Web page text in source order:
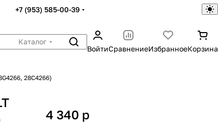
+7 (953) 585-00-39
Каталог
ВойтиСравнениеИзбранноеКорзина
28C4266)
4 340 p